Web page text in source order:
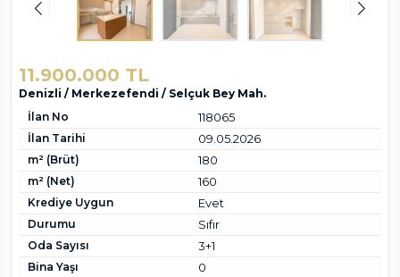
11.900.000 TL
Denizli / Merkezefendi / Selçuk Bey Mah.
İlan No
118065
İlan Tarihi 09.05.2026
m² (Brüt) 180
m² (Net) 160
Krediye Uygun Evet
Durumu Sıfır
Oda Sayısı 3+1
Bina Yaşı 0